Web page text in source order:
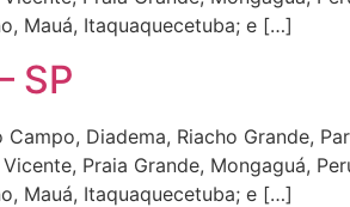
Mauá, Itaquaquecetuba; e […]
SP
Diadema, Riacho Grande,
Praia Grande, Mongaguá,
Mauá, Itaquaquecetuba; e […]